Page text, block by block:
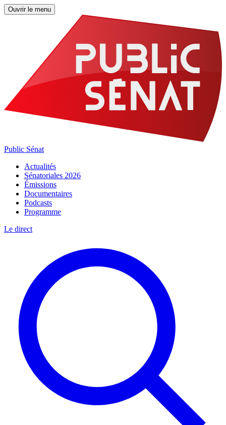
Ouvrir le menu
Public Sénat
Actualités
Sénatoriales 2026
Émissions
Documentaires
Podcasts
Programme
Le direct